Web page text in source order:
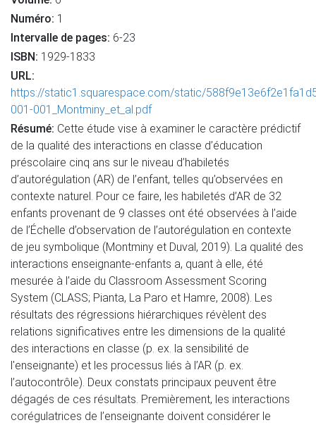
Numéro: 1
Intervalle de pages: 6-23
ISBN: 1929-1833
URL:
https://static1.squarespace.com/static/
001-001_Montminy_et_al.pdf
Résumé: Cette étude vise à examiner le caractère prédictif
de la qualité des interactions en classe d’éducation
préscolaire cinq ans sur le niveau d’habiletés
d’autorégulation (AR) de l’enfant, telles qu’observées en
contexte naturel. Pour ce faire, les habiletés d’AR de 32
enfants provenant de 9 classes ont été observées à l’aide
de l’Échelle d’observation de l’autorégulation en contexte
de jeu symbolique (Montminy et Duval, 2019). La qualité des
interactions enseignante-enfants a, quant à elle, été
mesurée à l’aide du Classroom Assessment Scoring
System (CLASS; Pianta, La Paro et Hamre, 2008). Les
résultats des régressions hiérarchiques révèlent des
relations significatives entre les dimensions de la qualité
des interactions en classe (p. ex. la sensibilité de
l'enseignante) et les processus liés à l’AR (p. ex.
l’autocontrôle). Deux constats principaux peuvent être
dégagés de ces résultats. Premièrement, les interactions
corégulatrices de l’enseignante doivent considérer le